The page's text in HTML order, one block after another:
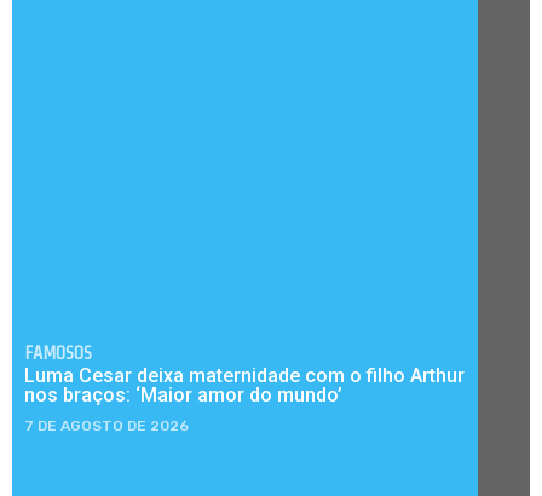
FAMOSOS
Luma Cesar deixa maternidade com o filho Arthur
nos braços: ‘Maior amor do mundo’
7 DE AGOSTO DE 2026